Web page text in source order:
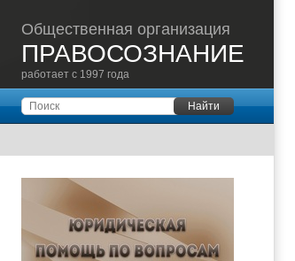
Общественная организация
ПРАВОСОЗНАНИЕ
работает с 1997 года
Поиск Найти